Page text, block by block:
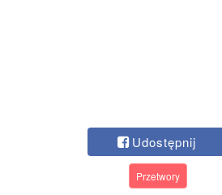
Udostępnij
Przetwory